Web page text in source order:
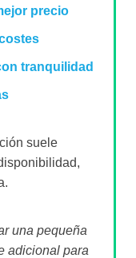
precio
tranquilidad
suele
una pequeña
adicional para